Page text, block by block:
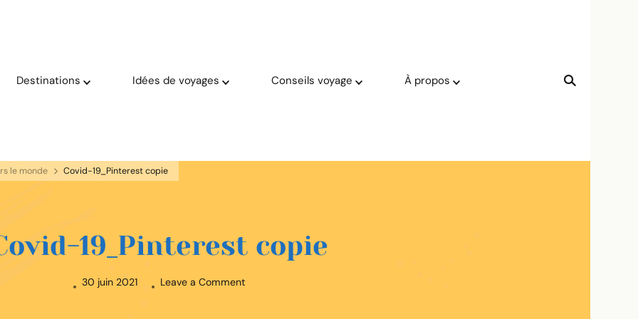
Destinations Idées de voyages Conseils voyage À propos
le monde Covid-19_Pinterest copie
19_Pinterest copie
30 juin 2021 Leave a Comment